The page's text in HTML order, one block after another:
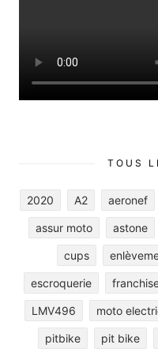
TOUS
2020 A2 aeronef
assur moto astone
cups
escroquerie
LMV496 moto
pitbike pit bike